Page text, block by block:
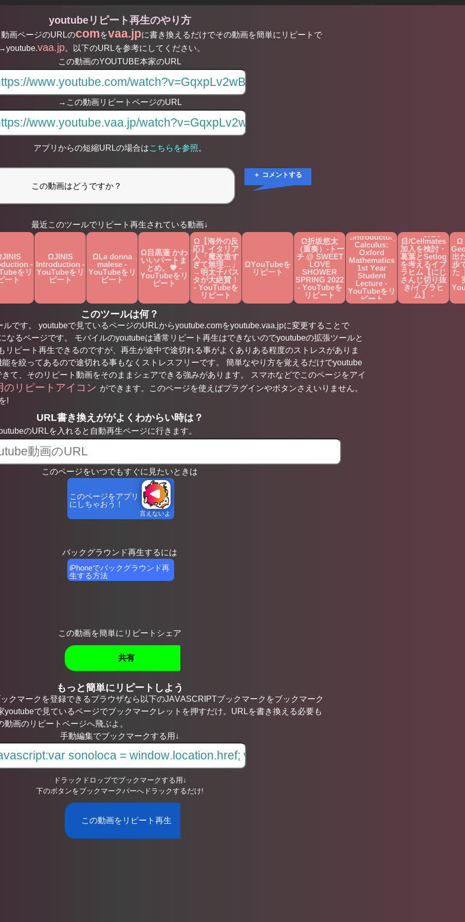
youtubeリピート再生のやり方
画ページのURLのcomをvaa.jpに書き換えるだけでその動画を簡単にリピートで
→youtube.vaa.jp。以下のURLを参考にしてください。
この動画のYOUTUBE本家のURL
→この動画リピートページのURL
アプリからの短縮URLの場合はこちらを参照 。
＋ コメントする
最近このツールでリピート再生されている動画↓
-
をリ
ート
ΩJINIS
Introduction -
YouTubeをリ
ピート
ΩLa donna
malese -
YouTubeをリ
ピート
Ω目黒蓮 かわ
いいパートま
とめ。🖤 -
YouTubeをリ
ピート
Ω【海外の反
応】イタリア
人「魔改造す
ぎて無理…」
→明太子パス
タが大絶賛！
- YouTubeを
リピート
ΩYouTubeを
リピート
Ω折坂悠太
（重奏）-トー
チ @ SWEET
LOVE
SHOWER
SPRING 2022
- YouTubeを
リピート
ΩIntroductory
Calculus:
Oxford
Mathematics
1st Year
Student
Lecture -
YouTubeをリ
ピート
じ３Ｄお披露
目/Cellmates
加入を検討・
葛葉とSetlog
を考えるイブ
ラヒム【にじ
さんじ切り抜
き/イブラヒ
ム】 -
YouTubeをリ
Ω
出
歩
た
このツールは何？
ルです。 youtubeで見ているページのURLからyoutube.comをyoutube.vaa.jpに変更することで
なるページです。 モバイルのyoutubeは通常リピート再生はできないのでyoutubeの拡張ツールと
リピート再生できるのですが、再生が途中で途切れる事がよくありある程度のストレスがありま
を絞ってあるので途切れる事もなくストレスフリーです。 簡単なやり方を覚えるだけでyoutube
て、そのリピート動画をそのままシェアできる強みがあります。 スマホなどでこのページをアイ
のリピートアイコン ができます。このページを使えばプラグインやボタンさえいりません。
!
URL書き換えががよくわからい時は？
のURLを入れると自動再生ページに行きます。
このページをいつでもすぐに見たいときは
このページをアプリ
にしちゃおう！
言えないよ
バックグラウンド再生するには
iPhoneでバックグラウンド再
生する方法
この動画を簡単にリピートシェア
共有
もっと簡単にリピートしよう
クマークを登録できるブラウザなら以下のJAVASCRIPTブックマークをブックマーク
youtubeで見ているページでブックマークレットを押すだけ。URLを書き換える必要も
画のリピートページへ飛ぶよ。
手動編集でブックマークする用↓
ドラックドロップでブックマークする用↓
下のボタンをブックマークバーへドラックするだけ!
この動画をリピート再生